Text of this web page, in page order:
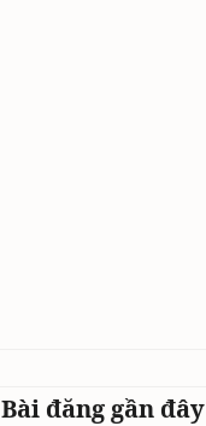
Bài đăng gần đây